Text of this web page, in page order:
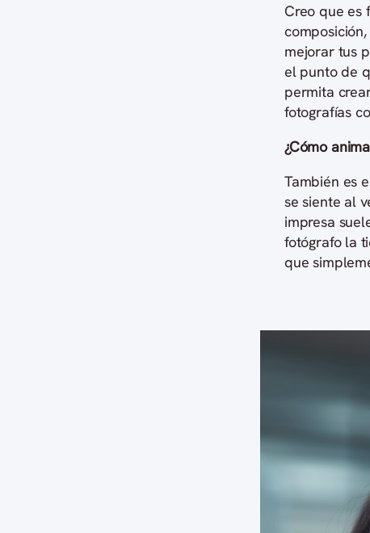
Creo que es
mejorar tus
el punto de
permita
fotografías
¿Cómo
También es
se siente al
impresa
fotógrafo la
que